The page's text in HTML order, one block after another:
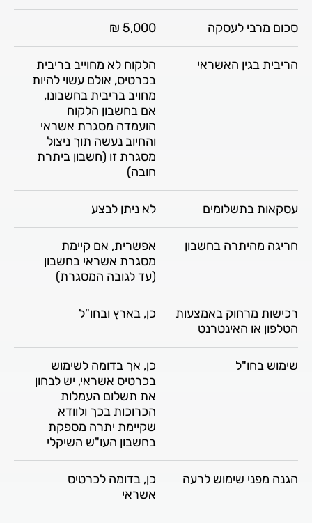
סכום מרבי לעסקה 5,000 ₪
הריבית בגין האשראי
הלקוח לא מחוייב בריבית
בכרטיס, אולם עשוי להיות
מחויב בריבית בחשבונו,
אם בחשבון הלקוח
הועמדה מסגרת אשראי
והחיוב נעשה תוך ניצול
מסגרת זו (חשבון ביתרת
חובה)
עסקאות בתשלומים לא ניתן לבצע
חריגה מהיתרה בחשבון
אפשרית, אם קיימת
מסגרת אשראי בחשבון
(עד לגובה המסגרת)
רכישות מרחוק באמצעות
הטלפון או האינטרנט
כן, בארץ ובחו"ל
שימוש בחו"ל
כן, אך בדומה לשימוש
בכרטיס אשראי, יש לבחון
את תשלום העמלות
הכרוכות בכך ולוודא
שקיימת יתרה מספקת
בחשבון העו"ש השיקלי
הגנה מפני שימוש לרעה
כן, בדומה לכרטיס
אשראי